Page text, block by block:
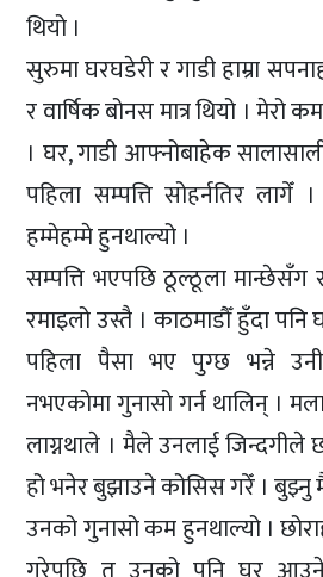
थियो ।
सुरुमा घरघडेरी र गाडी हाम्रा
र वार्षिक बोनस मात्र थियो । मेरो
। घर, गाडी आफ्नोबाहेक
पहिला सम्पत्ति सोहर्नतिर लागेँ
हम्मेहम्मे हुनथाल्यो ।
सम्पत्ति भएपछि ठूल्ठूला मान्छेसँग
रमाइलो उस्तै । काठमाडौँ हुँदा पनि
पहिला पैसा भए पुग्छ भन्ने
नभएकोमा गुनासो गर्न थालिन् ।
लाग्नथाले । मैले उनलाई
हो भनेर बुझाउने कोसिस गरेँ । बुझ्नु
उनको गुनासो कम हुनथाल्यो ।